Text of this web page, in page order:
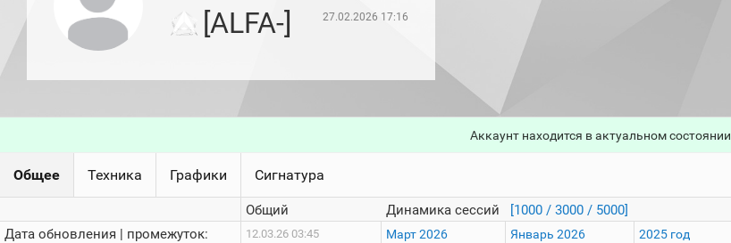
последние
1000
стримеров
[ALFA-]
27.02.2026 17:16
Аккаунт находится в актуальном состоянии
Общее Техника Графики Сигнатура
Дата обновления | промежуток:
Общий
12.03.26 03:45
Динамика сессий
Март 2026
[1000 / 3000 / 5000]
Январь 2026 2025 год